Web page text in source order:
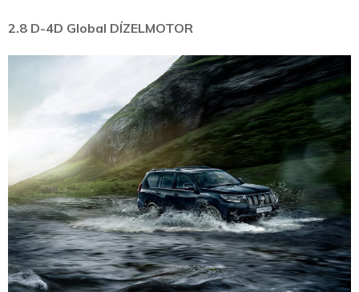
2.8 D-4D Global DÍZELMOTOR